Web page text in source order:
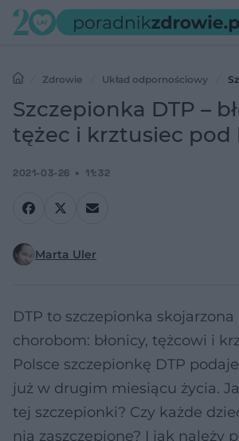
Zdrowie Układ odpornościowy
błonica, tężec i krztusiec pod kontrolą
Szczepionka DTP –
tężec i krztusiec pod
2021-03-26 11:32
Marta Uler
DTP to szczepionka
chorobom: błonicy, tężcowi i
Polsce szczepionkę DTP
już w drugim miesiącu życia.
tej szczepionki? Czy każde
nią zaszczepione? I jak należy